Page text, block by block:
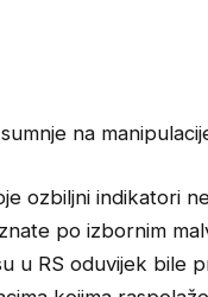
na
ozbiljni indikatori
po izbornim
u RS oduvijek bile